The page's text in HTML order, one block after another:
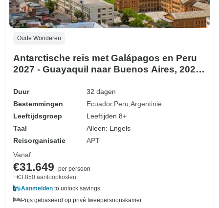
Oude Wonderen
Antarctische reis met Galápagos en Peru
2027 - Guayaquil naar Buenos Aires, 2028
Duur
32 dagen
Bestemmingen
Ecuador Peru Argentinië
Leeftijdsgroep
Leeftijden 8+
Taal
Alleen: Engels
Reisorganisatie
APT
Vanaf
€31.649
per persoon
+€3.850 aanloopkosten
Aanmelden to unlock savings
Prijs gebaseerd op privé tweepersoonskamer